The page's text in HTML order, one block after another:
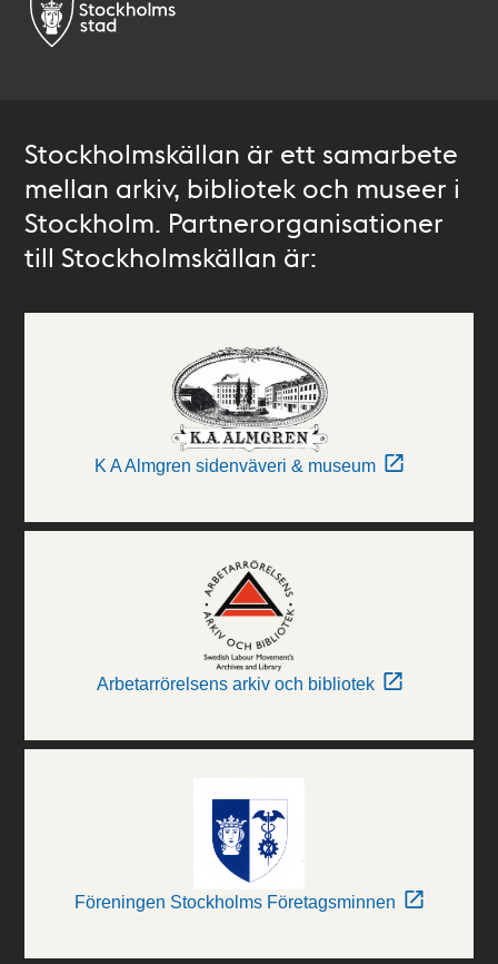
Stockholmskällan är ett samarbete
mellan arkiv, bibliotek och museer i
Stockholm. Partnerorganisationer
till Stockholmskällan är:
K A Almgren sidenväveri & museum
Arbetarrörelsens arkiv och bibliotek
Föreningen Stockholms Företagsminnen